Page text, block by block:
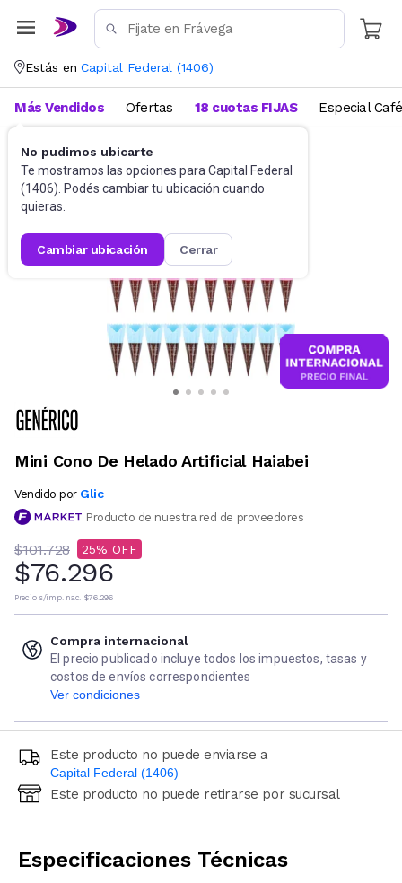
Estás en Capital Federal (1406)
No pudimos ubicarte
Te mostramos las opciones para Capital Federal
(1406). Podés cambiar tu ubicación cuando
quieras.
cambiar ubicación cerrar
Más Vendidos Ofertas 18 cuotas FIJAS Especial Café
Sets y otros Juegos de Cocina
Mini Cono De Helado Artificial Haiabei
Vendido por Glic
Producto de nuestra red de proveedores
$101.728 25
$76.296
Precio s/imp. nac. $76.296
Compra internacional
El precio publicado incluye todos los impuestos, tasas y
costos de envíos correspondientes
Ver condiciones
Este producto no puede enviarse a
Capital Federal (1406)
Ingresá código postal (sólo números)
Este producto no puede retirarse por sucursal
Especificaciones Técnicas